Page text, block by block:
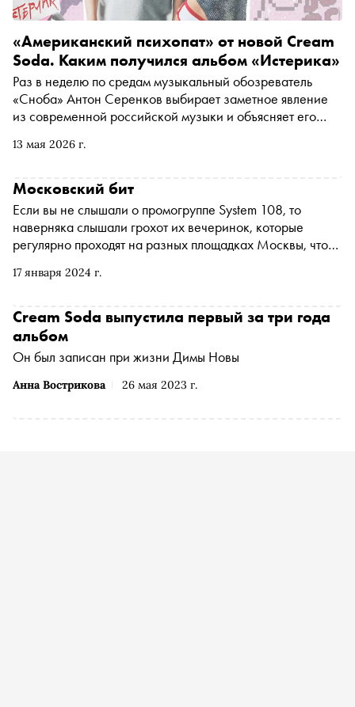
13 мая 2026 г.
«Американский психопат» от новой Cream
Soda. Каким получился альбом «Истерика»
Раз в неделю по средам музыкальный обозреватель
«Сноба» Антон Серенков выбирает заметное явление
из современной российской музыки и объясняет его
альбом Cream Soda в новом составе, который уверенно
другой)
17 января 2024 г.
Московский бит
Если вы не слышали о промогруппе System 108, то
наверняка слышали грохот их вечеринок, которые
регулярно проходят на разных площадках Москвы, что
номере журнала выяснил, как продюсеру Евгению
группу Cream Soda и даже Басту в не самое, казалось
бы, подходящее для танцев время
Анна Вострикова 26 мая 2023 г.
Cream Soda выпустила первый за три года
альбом
Он был записан при жизни Димы Новы